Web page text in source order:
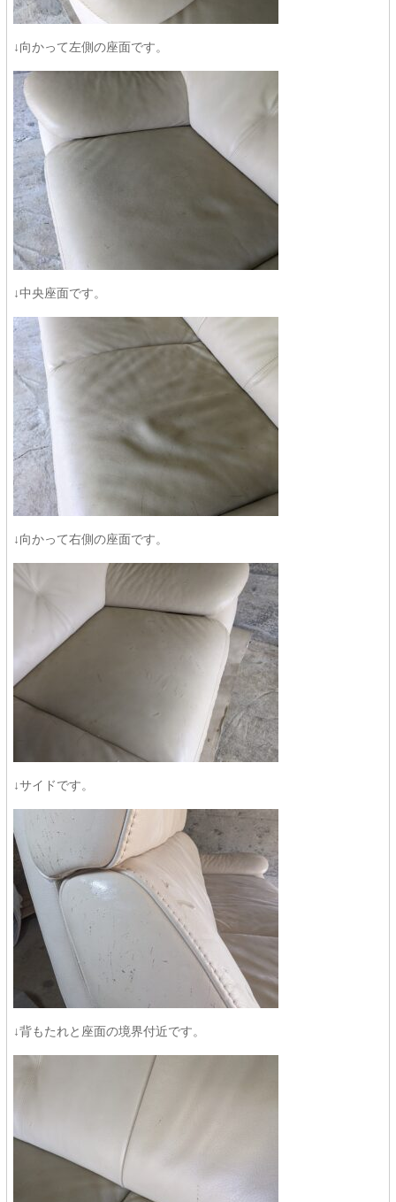
↓向かって左側の座面です。
↓中央座面です。
↓向かって右側の座面です。
↓サイドです。
↓背もたれと座面の境界付近です。